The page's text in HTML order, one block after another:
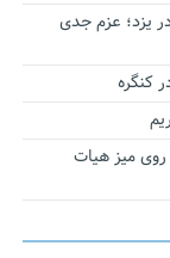
یزد؛ عزم جدی
کنگره
روی میز هیات